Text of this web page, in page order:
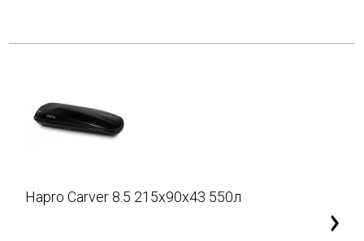
Hapro Carver 8.5 215x90x43 550л